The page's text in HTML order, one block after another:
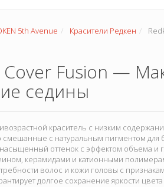
5th Avenue Красители Редкен
Cover Fusion —
седины
краситель с низким
с натуральным пигментом для
оттенок с эффектом объема и
керамидами и катионными
волос и кожи головы с
долгое сохранение яркости